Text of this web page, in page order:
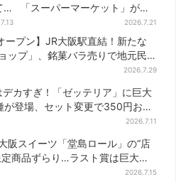
「スーパーマーケット」が先
行オープン！駅直結＆21時ま
で営業
2026.7.21
ープン】JR大阪駅直結！新たな
ップ」、銘菓バラ売りで地元民
2026.7.29
デカすぎ！「ゼッテリア」に巨大
が登場、セット変更で350円お得
2026.7.11
阪スイーツ「堂島ロール」の“店
定商品ずらり…ラスト賞は巨大ル
2026.7.15